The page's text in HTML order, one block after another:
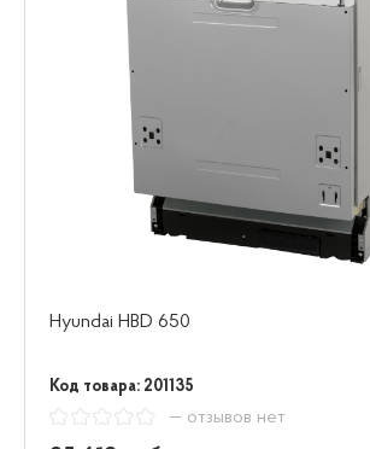
Hyundai HBD 650
Код товара: 201135
— отзывов нет